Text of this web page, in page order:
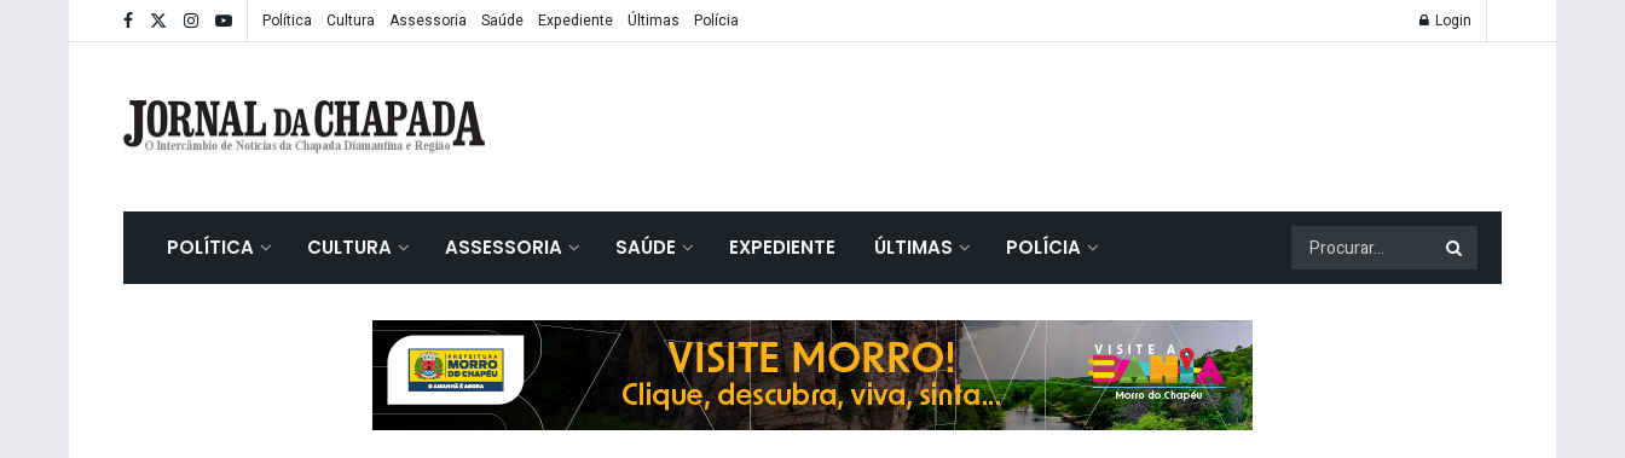
Política Cultura Assessoria Saúde Expediente Últimas Polícia Login
POLÍTICA CULTURA ASSESSORIA SAÚDE EXPEDIENTE ÚLTIMAS POLÍCIA